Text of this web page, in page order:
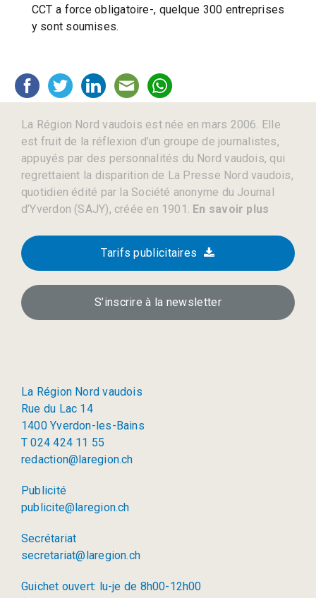
CCT a force obligatoire-, quelque 300 entreprises
y sont soumises.
La Région Nord vaudois est née en mars 2006. Elle
est fruit de la réflexion d’un groupe de journalistes,
appuyés par des personnalités du Nord vaudois, qui
regrettaient la disparition de La Presse Nord vaudois,
quotidien édité par la Société anonyme du Journal
d’Yverdon (SAJY), créée en 1901. En savoir plus
Tarifs publicitaires
S’inscrire à la newsletter
La Région Nord vaudois
Rue du Lac 14
1400 Yverdon-les-Bains
T 024 424 11 55
redaction@laregion.ch
Publicité
publicite@laregion.ch
Secrétariat
secretariat@laregion.ch
Guichet ouvert: lu-je de 8h00-12h00